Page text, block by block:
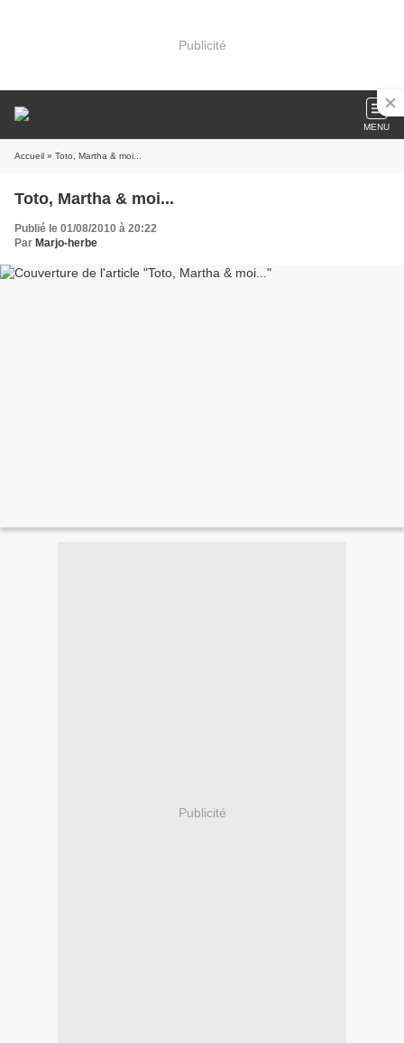
Publicité
MENU
Accueil » Toto, Martha & moi...
Toto, Martha & moi...
Publié le 01/08/2010 à 20:22
Par Marjo-herbe
Publicité